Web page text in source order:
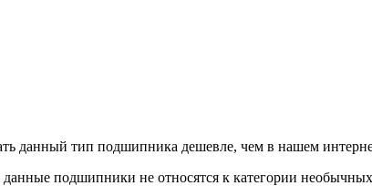
данный тип подшипника дешевле, чем в нашем
данные подшипники не относятся к категории